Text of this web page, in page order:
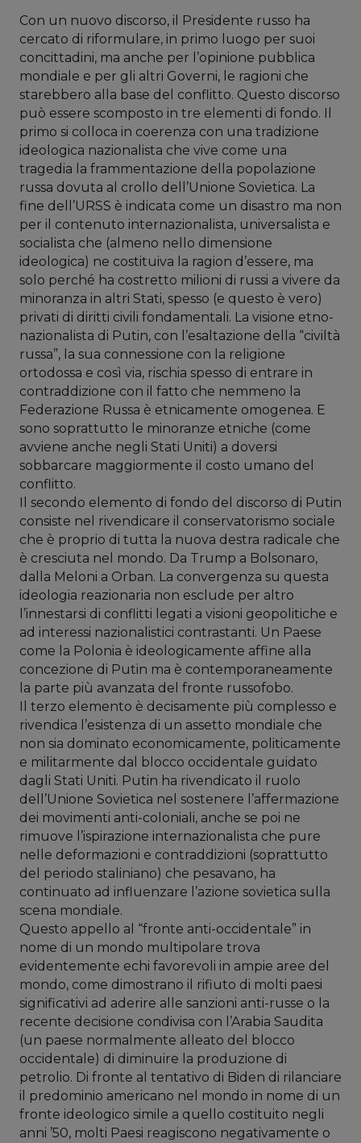
Con un nuovo discorso, il Presidente russo ha
cercato di riformulare, in primo luogo per suoi
concittadini, ma anche per l’opinione pubblica
mondiale e per gli altri Governi, le ragioni che
starebbero alla base del conflitto. Questo discorso
può essere scomposto in tre elementi di fondo. Il
primo si colloca in coerenza con una tradizione
ideologica nazionalista che vive come una
tragedia la frammentazione della popolazione
russa dovuta al crollo dell’Unione Sovietica. La
fine dell’URSS è indicata come un disastro ma non
per il contenuto internazionalista, universalista e
socialista che (almeno nello dimensione
ideologica) ne costituiva la ragion d’essere, ma
solo perché ha costretto milioni di russi a vivere da
minoranza in altri Stati, spesso (e questo è vero)
privati di diritti civili fondamentali. La visione etno-
nazionalista di Putin, con l’esaltazione della “civiltà
russa”, la sua connessione con la religione
ortodossa e così via, rischia spesso di entrare in
contraddizione con il fatto che nemmeno la
Federazione Russa è etnicamente omogenea. E
sono soprattutto le minoranze etniche (come
avviene anche negli Stati Uniti) a doversi
sobbarcare maggiormente il costo umano del
conflitto.
Il secondo elemento di fondo del discorso di Putin
consiste nel rivendicare il conservatorismo sociale
che è proprio di tutta la nuova destra radicale che
è cresciuta nel mondo. Da Trump a Bolsonaro,
dalla Meloni a Orban. La convergenza su questa
ideologia reazionaria non esclude per altro
l’innestarsi di conflitti legati a visioni geopolitiche e
ad interessi nazionalistici contrastanti. Un Paese
come la Polonia è ideologicamente affine alla
concezione di Putin ma è contemporaneamente
la parte più avanzata del fronte russofobo.
Il terzo elemento è decisamente più complesso e
rivendica l’esistenza di un assetto mondiale che
non sia dominato economicamente, politicamente
e militarmente dal blocco occidentale guidato
dagli Stati Uniti. Putin ha rivendicato il ruolo
dell’Unione Sovietica nel sostenere l’affermazione
dei movimenti anti-coloniali, anche se poi ne
rimuove l’ispirazione internazionalista che pure
nelle deformazioni e contraddizioni (soprattutto
del periodo staliniano) che pesavano, ha
continuato ad influenzare l’azione sovietica sulla
scena mondiale.
Questo appello al “fronte anti-occidentale” in
nome di un mondo multipolare trova
evidentemente echi favorevoli in ampie aree del
mondo, come dimostrano il rifiuto di molti paesi
significativi ad aderire alle sanzioni anti-russe o la
recente decisione condivisa con l’Arabia Saudita
(un paese normalmente alleato del blocco
occidentale) di diminuire la produzione di
petrolio. Di fronte al tentativo di Biden di rilanciare
il predominio americano nel mondo in nome di un
fronte ideologico simile a quello costituito negli
anni ’50, molti Paesi reagiscono negativamente o